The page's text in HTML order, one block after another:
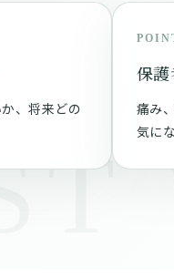
、将来どの
保
痛み
気に